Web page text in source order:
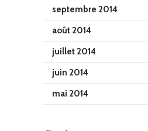
septembre 2014
août 2014
juillet 2014
juin 2014
mai 2014